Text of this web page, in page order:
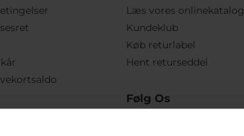
Læs vores onlinekatalog
Kundeklub
Køb returlabel
Hent returseddel
Følg Os